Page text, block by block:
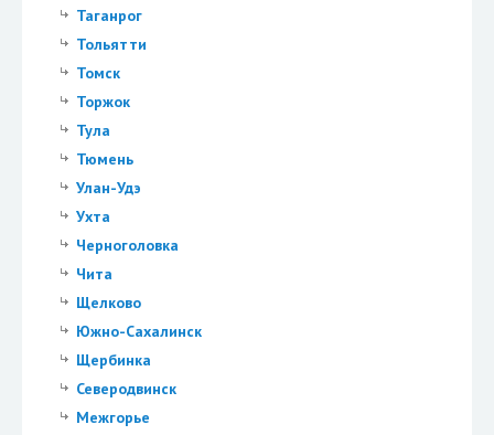
Таганрог
Тольятти
Томск
Торжок
Тула
Тюмень
Улан-Удэ
Ухта
Черноголовка
Чита
Щелково
Южно-Сахалинск
Щербинка
Северодвинск
Межгорье